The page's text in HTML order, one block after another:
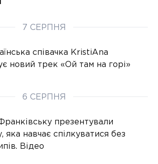
7 СЕРПНЯ
співачка KristiAna
новий трек «Ой там на горі»
6 СЕРПНЯ
презентували
яка навчає спілкуватися без
Відео